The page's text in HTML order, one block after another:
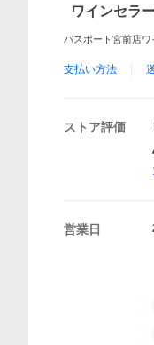
ワインセラ
パスポート宮前店
支払い方法
ストア評価
営業日